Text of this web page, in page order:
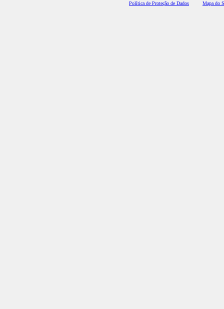
Política de Proteção de Dados Mapa do